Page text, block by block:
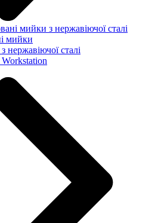
мийки з нержавіючої сталі
мийки
нержавіючої сталі